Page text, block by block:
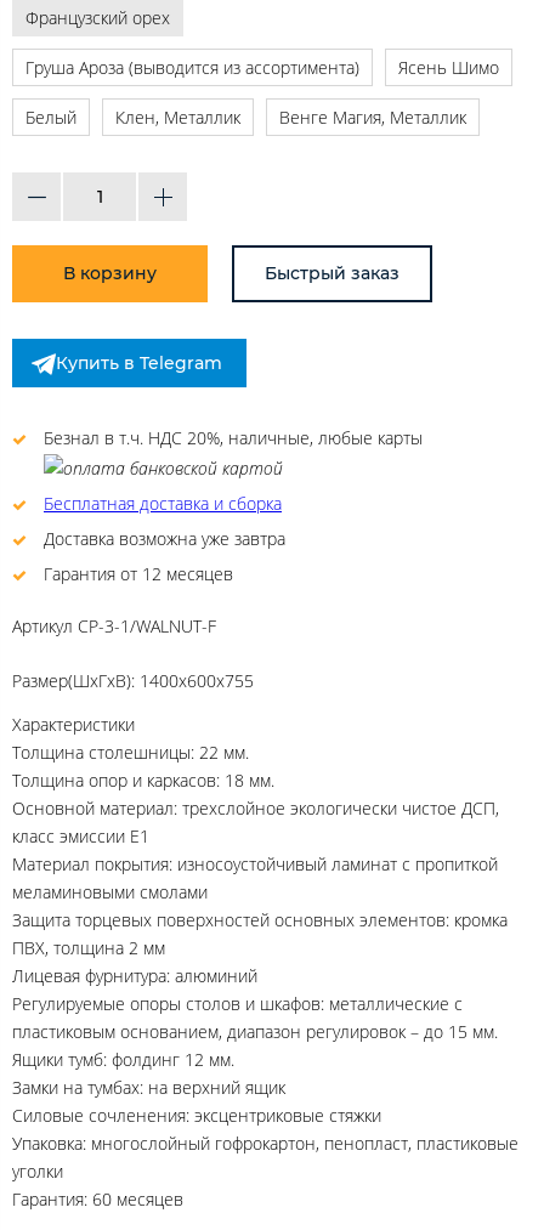
Французский орех
Груша Ароза (выводится из ассортимента) Ясень Шимо
Белый Клен, Металлик Венге Магия, Металлик
В корзину Быстрый заказ
Купить в Telegram
Безнал в т.ч. НДС 20%, наличные, любые карты
Бесплатная доставка и сборка
Доставка возможна уже завтра
Гарантия от 12 месяцев
Артикул CP-3-1/WALNUT-F
Размер(ШхГхВ): 1400х600х755
Характеристики
Толщина столешницы: 22 мм.
Толщина опор и каркасов: 18 мм.
Основной материал: трехслойное экологически чистое ДСП,
класс эмиссии Е1
Материал покрытия: износоустойчивый ламинат с пропиткой
меламиновыми смолами
Защита торцевых поверхностей основных элементов: кромка
ПВХ, толщина 2 мм
Лицевая фурнитура: алюминий
Регулируемые опоры столов и шкафов: металлические с
пластиковым основанием, диапазон регулировок – до 15 мм.
Ящики тумб: фолдинг 12 мм.
Замки на тумбах: на верхний ящик
Силовые сочленения: эксцентриковые стяжки
Упаковка: многослойный гофрокартон, пенопласт, пластиковые
уголки
Гарантия: 60 месяцев